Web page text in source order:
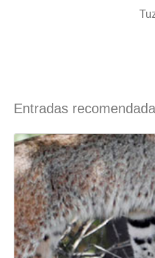
Entradas